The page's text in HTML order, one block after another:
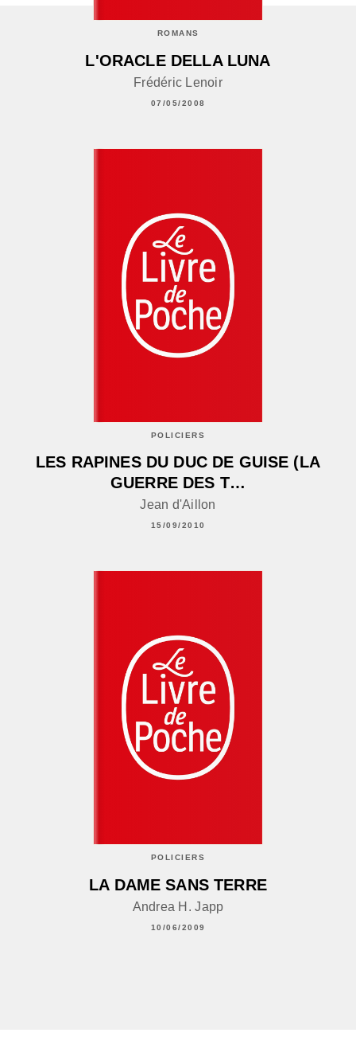
ROMANS
L'ORACLE DELLA LUNA
Frédéric Lenoir
07/05/2008
POLICIERS
LES RAPINES DU DUC DE GUISE (LA
GUERRE DES T…
Jean d'Aillon
15/09/2010
POLICIERS
LA DAME SANS TERRE
Andrea H. Japp
10/06/2009